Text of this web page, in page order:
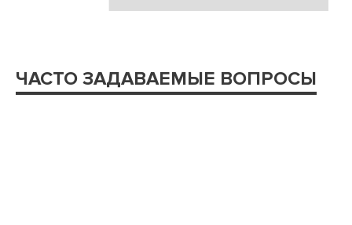
ЧАСТО ЗАДАВАЕМЫЕ ВОПРОСЫ